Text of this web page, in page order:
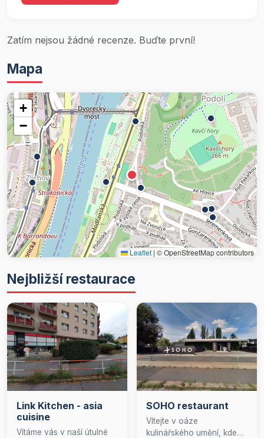
Zatím nejsou žádné recenze. Buďte první!
Mapa
+
−
Leaflet | © OpenStreetMap contributors
Nejbližší restaurace
Link Kitchen - asia
cuisine
Vítáme vás v naší útulné
SOHO restaurant
Vítejte v oáze
kulinářského umění, kde